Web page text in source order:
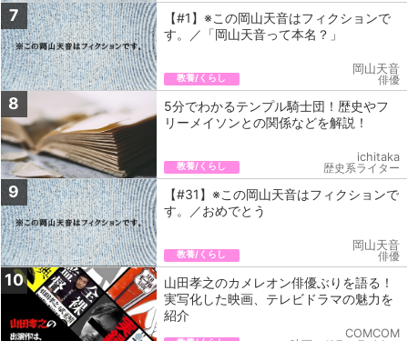
7
【#1】※この岡山天音はフィクションで
す。／「岡山天音って本名？」
教養/くらし
岡山天音
俳優
8
5分でわかるテンプル騎士団！歴史やフ
リーメイソンとの関係などを解説！
教養/くらし
ichitaka
歴史系ライター
9
【#31】※この岡山天音はフィクションで
す。／おめでとう
教養/くらし
岡山天音
俳優
10
山田孝之のカメレオン俳優ぶりを語る！
実写化した映画、テレビドラマの魅力を
紹介
COMCOM